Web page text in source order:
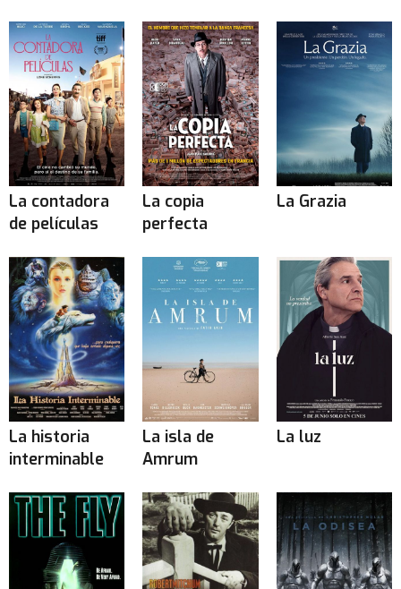
La contadora
de películas
La copia
perfecta
La Grazia
La historia
interminable
La isla de
Amrum
La luz